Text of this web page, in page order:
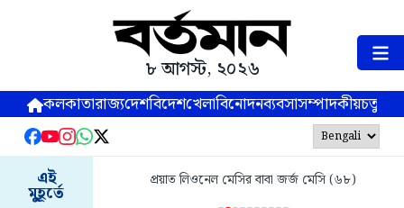
৮ আগস্ট, ২০২৬
কলকাতারাজ্যদেশবিদেশখেলাবিনোদনব্যবসাসম্পাদকীয়
এই
মুহূর্তে
প্রয়াত লিওনেল মেসির বাবা জর্জ মেসি (৬৮)